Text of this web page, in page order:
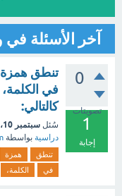
آخر الأسئلة
0
تصويتات
1
إجابة
تنطق
في
كالتالي:
سُئل سبتمبر 10، 2025
دراسية بواسطة
تنطق همزة
في
الكلمة،